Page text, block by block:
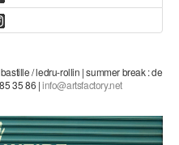
/ ledru-rollin | summer break : de
35 86 |